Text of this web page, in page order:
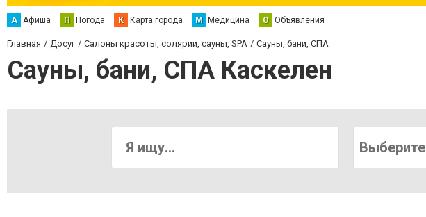
А Афиша П Погода К Карта города М Медицина О Объявления
Главная Досуг Салоны красоты, солярии, сауны, SPA Сауны, бани, СПА
Сауны, бани, СПА Каскелен
Выберите